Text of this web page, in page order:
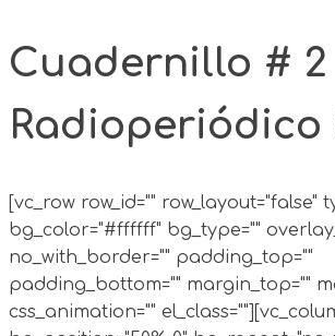
Cuadernillo # 2
[vc_row row_id="" row_layout="false"
bg_color="#ffffff" bg_type=""
no_with_border="" padding_top=""
padding_bottom="" margin_top=""
css_animation=""